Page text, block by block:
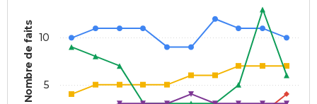
Nombre de faits 5
10